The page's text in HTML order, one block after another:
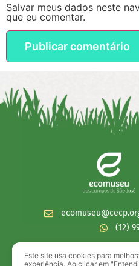
Salvar meus dados neste
que eu comentar.
(12)
Este site usa cookies para
experiência. Ao clicar em